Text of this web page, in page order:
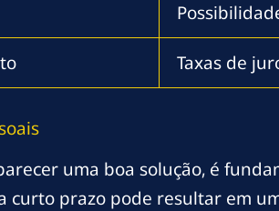
Taxas de
uma boa solução, é
curto prazo pode resultar em